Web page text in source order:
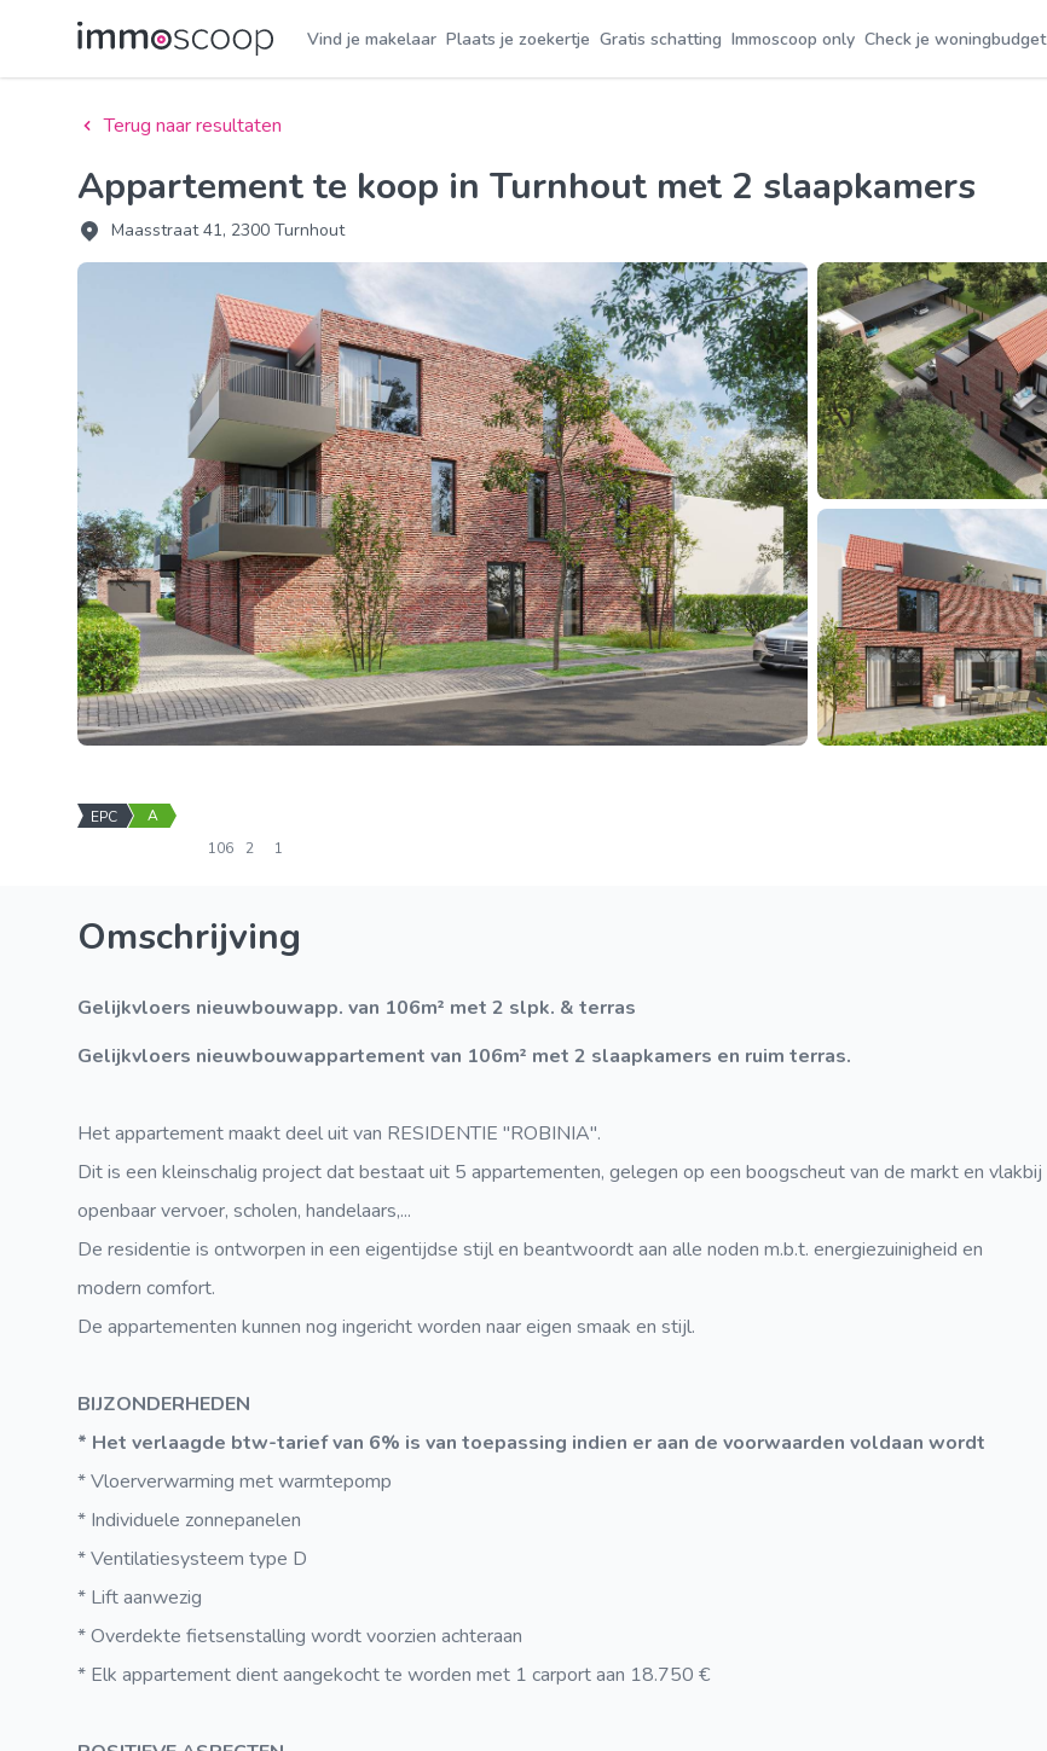
Vind je makelaar Plaats je zoekertje Gratis schatting Immoscoop only Check je woningbudget
Terug naar resultaten
Appartement te koop in Turnhout met 2 slaapkamers
Maasstraat 41, 2300 Turnhout
EPC A
106 2 1
Omschrijving
Gelijkvloers nieuwbouwapp. van 106m² met 2 slpk. & terras
Gelijkvloers nieuwbouwappartement van 106m² met 2 slaapkamers en ruim terras.
Het appartement maakt deel uit van RESIDENTIE "ROBINIA".
Dit is een kleinschalig project dat bestaat uit 5 appartementen, gelegen op een boogscheut van de markt en vlakbij
openbaar vervoer, scholen, handelaars,...
De residentie is ontworpen in een eigentijdse stijl en beantwoordt aan alle noden m.b.t. energiezuinigheid en
modern comfort.
De appartementen kunnen nog ingericht worden naar eigen smaak en stijl.
BIJZONDERHEDEN
* Het verlaagde btw-tarief van 6% is van toepassing indien er aan de voorwaarden voldaan wordt
* Vloerverwarming met warmtepomp
* Individuele zonnepanelen
* Ventilatiesysteem type D
* Lift aanwezig
* Overdekte fietsenstalling wordt voorzien achteraan
* Elk appartement dient aangekocht te worden met 1 carport aan 18.750 €